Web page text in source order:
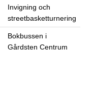
Invigning och
streetbasketturnering
Bokbussen i
Gårdsten Centrum